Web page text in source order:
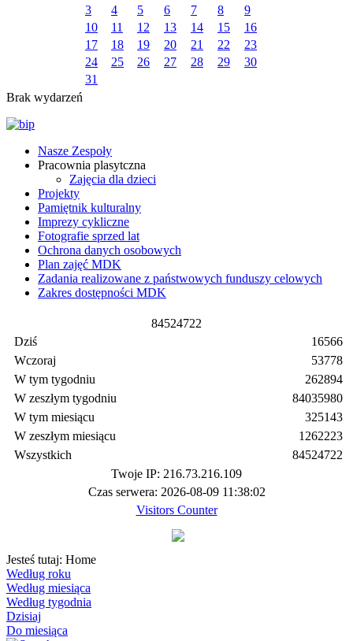
3
4 5 6 7 8
9
10
11 12 13 14 15
16
17
18 19 20 21 22
23
24
25 26 27 28 29
30
31
Brak wydarzeń
Nasze Zespoły
Pracownia plasytczna
Zajęcia dla dzieci
Projekty
Pamiętnik kulturalny
Imprezy cykliczne
Fotografie sprzed lat
Ochrona danych osobowych
Plan zajęć MDK
Zadania realizowane z państwowych funduszy celowych
Zakres dostępności MDK
84524722
Dziś
Wczoraj
W tym tygodniu
W zeszłym tygodniu
W tym miesiącu
W zeszłym miesiącu
Wszystkich
16566
53778
262894
84035980
325143
1262223
84524722
Twoje IP: 216.73.216.109
Czas serwera: 2026-08-09 11:38:02
Visitors Counter
Jesteś tutaj: Home
Według roku
Według miesiąca
Według tygodnia
Dzisiaj
Do miesiąca